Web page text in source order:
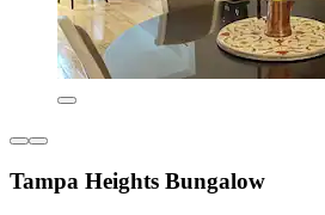
Tampa Heights Bungalow